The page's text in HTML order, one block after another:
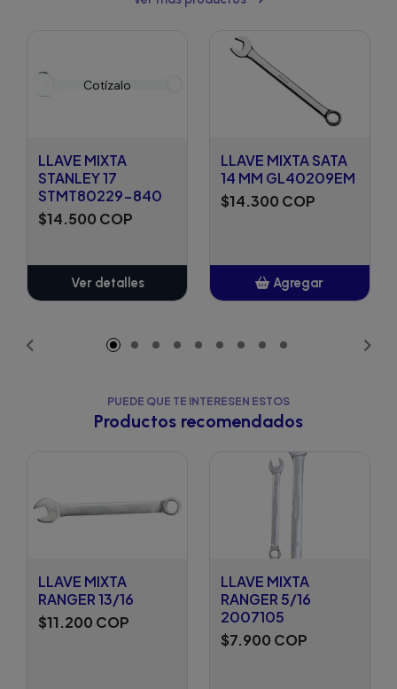
Cotízalo
LLAVE MIXTA
STANLEY 17
STMT80229-840
$14.500 COP
Ver detalles
LLAVE MIXTA SATA
14 MM GL40209EM
$14.300 COP
Agregar
PUEDE QUE TE INTERESEN ESTOS
Productos recomendados
LLAVE MIXTA
RANGER 13/16
$11.200 COP
LLAVE MIXTA
RANGER 5/16
2007105
$7.900 COP